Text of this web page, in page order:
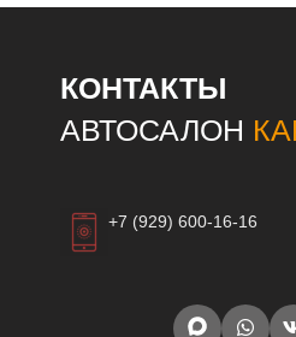
КОНТАКТЫ
АВТОСАЛОН
+7 (929) 600-16-16